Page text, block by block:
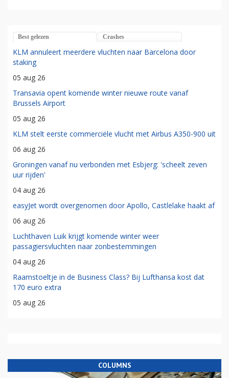
Best gelezen Crashes
KLM annuleert meerdere vluchten naar Barcelona door
staking
05 aug 26
Transavia opent komende winter nieuwe route vanaf
Brussels Airport
05 aug 26
KLM stelt eerste commerciële vlucht met Airbus A350-900 uit
06 aug 26
Groningen vanaf nu verbonden met Esbjerg: 'scheelt zeven
uur rijden'
04 aug 26
easyJet wordt overgenomen door Apollo, Castlelake haakt af
06 aug 26
Luchthaven Luik krijgt komende winter weer
passagiersvluchten naar zonbestemmingen
04 aug 26
Raamstoeltje in de Business Class? Bij Lufthansa kost dat
170 euro extra
05 aug 26
COLUMNS